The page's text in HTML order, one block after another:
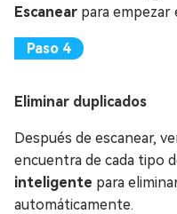
Escanear para empezar
Eliminar duplicados
Después de escanear,
encuentra de cada tipo
inteligente para
automáticamente.